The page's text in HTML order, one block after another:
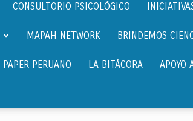
Cientificos
CONSULTORIO PSICOLÓGICO
MAPAH NETWORK BRINDEMOS
PAPER PERUANO LA BITÁCORA APOYO